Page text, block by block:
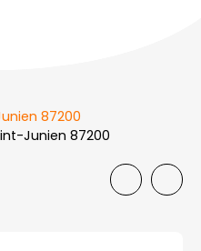
87200
Junien 87200